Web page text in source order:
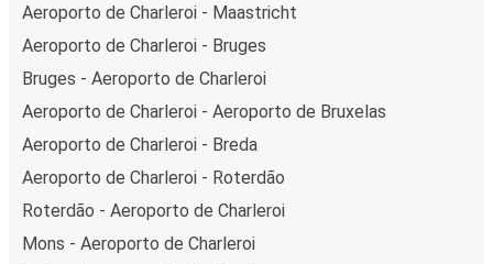
Aeroporto de Charleroi - Maastricht
Aeroporto de Charleroi - Bruges
Bruges - Aeroporto de Charleroi
Aeroporto de Charleroi - Aeroporto de Bruxelas
Aeroporto de Charleroi - Breda
Aeroporto de Charleroi - Roterdão
Roterdão - Aeroporto de Charleroi
Mons - Aeroporto de Charleroi